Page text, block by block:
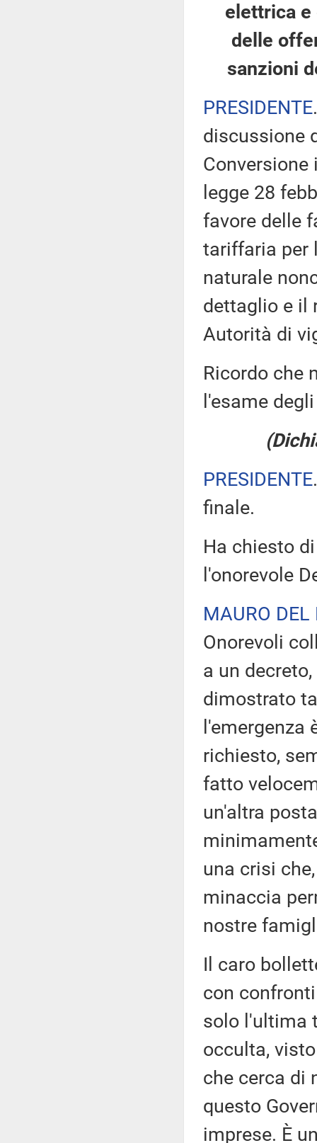
elettrica e
delle
sanzioni
PRESIDENTE
discussione
Conversione
legge 28
favore delle
tariffaria per
naturale
dettaglio e il
Autorità di
Ricordo che
l'esame
PRESIDENTE
finale.
Ha chiesto
l'onorevole
MAURO DEL
Onorevoli
a un
dimostrato
l'emergenza
richiesto,
fatto
un'altra
una crisi
minaccia
nostre
Il caro
con
solo l'ultima
occulta,
che cerca di
questo
imprese. È